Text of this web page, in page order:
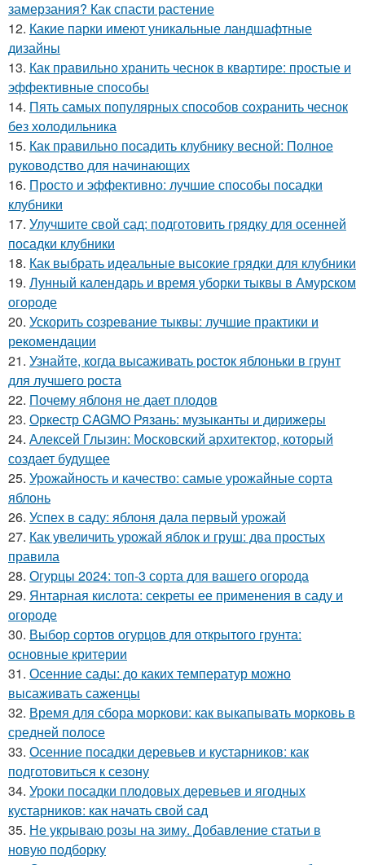
замерзания? Как спасти растение
12. Какие парки имеют уникальные ландшафтные
дизайны
13. Как правильно хранить чеснок в квартире: простые и
эффективные способы
14. Пять самых популярных способов сохранить чеснок
без холодильника
15. Как правильно посадить клубнику весной: Полное
руководство для начинающих
16. Просто и эффективно: лучшие способы посадки
клубники
17. Улучшите свой сад: подготовить грядку для осенней
посадки клубники
18. Как выбрать идеальные высокие грядки для клубники
19. Лунный календарь и время уборки тыквы в Амурском
огороде
20. Ускорить созревание тыквы: лучшие практики и
рекомендации
21. Узнайте, когда высаживать росток яблоньки в грунт
для лучшего роста
22. Почему яблоня не дает плодов
23. Оркестр CAGMO Рязань: музыканты и дирижеры
24. Алексей Глызин: Московский архитектор, который
создает будущее
25. Урожайность и качество: самые урожайные сорта
яблонь
26. Успех в саду: яблоня дала первый урожай
27. Как увеличить урожай яблок и груш: два простых
правила
28. Огурцы 2024: топ-3 сорта для вашего огорода
29. Янтарная кислота: секреты ее применения в саду и
огороде
30. Выбор сортов огурцов для открытого грунта:
основные критерии
31. Осенние сады: до каких температур можно
высаживать саженцы
32. Время для сбора моркови: как выкапывать морковь в
средней полосе
33. Осенние посадки деревьев и кустарников: как
подготовиться к сезону
34. Уроки посадки плодовых деревьев и ягодных
кустарников: как начать свой сад
35. Не укрываю розы на зиму. Добавление статьи в
новую подборку